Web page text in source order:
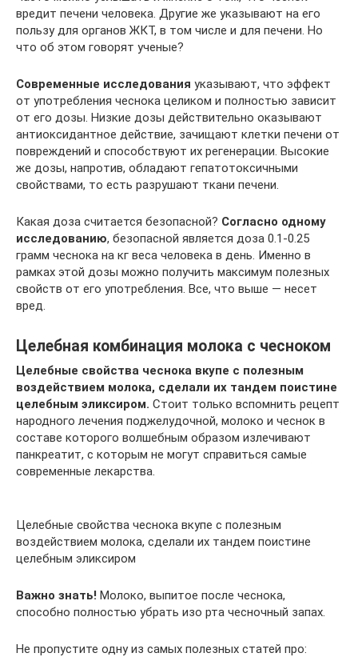
вредит печени человека. Другие же указывают на его
пользу для органов ЖКТ, в том числе и для печени. Но
что об этом говорят ученые?
Современные исследования указывают, что эффект
от употребления чеснока целиком и полностью зависит
от его дозы. Низкие дозы действительно оказывают
антиоксидантное действие, зачищают клетки печени от
повреждений и способствуют их регенерации. Высокие
же дозы, напротив, обладают гепатотоксичными
свойствами, то есть разрушают ткани печени.
Какая доза считается безопасной? Согласно одному
исследованию, безопасной является доза 0.1-0.25
грамм чеснока на кг веса человека в день. Именно в
рамках этой дозы можно получить максимум полезных
свойств от его употребления. Все, что выше — несет
вред.
Целебная комбинация молока с чесноком
Целебные свойства чеснока вкупе с полезным
воздействием молока, сделали их тандем поистине
целебным эликсиром. Стоит только вспомнить рецепт
народного лечения поджелудочной, молоко и чеснок в
составе которого волшебным образом излечивают
панкреатит, с которым не могут справиться самые
современные лекарства.
Целебные свойства чеснока вкупе с полезным
воздействием молока, сделали их тандем поистине
целебным эликсиром
Важно знать! Молоко, выпитое после чеснока,
способно полностью убрать изо рта чесночный запах.
Не пропустите одну из самых полезных статей про: